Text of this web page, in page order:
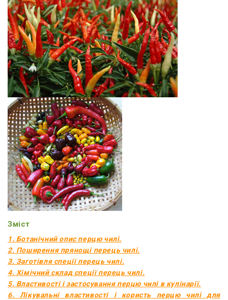
Зміст
1. Ботанічний опис перцю чилі.
2. Поширення прянощі перець чилі.
3. Заготівля спеції перець чилі.
4. Хімічний склад спеції перець чилі.
5. Властивості і застосування перцю чилі в кулінарії.
6. Лікувальні властивості і користь перцю чилі для